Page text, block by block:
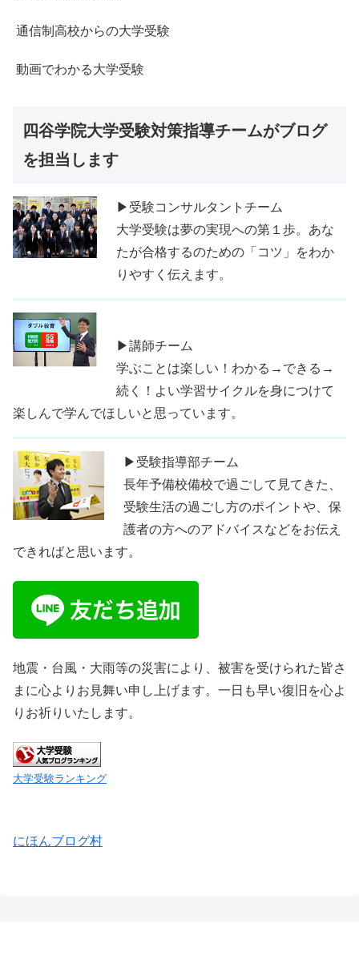
通信制高校からの大学受験
動画でわかる大学受験
四谷学院大学受験対策指導チームがブログ
を担当します
▶受験コンサルタントチーム
大学受験は夢の実現への第１歩。あな
たが合格するのための「コツ」をわか
りやすく伝えます。
▶講師チーム
学ぶことは楽しい！わかる→できる→
続く！よい学習サイクルを身につけて
楽しんで学んでほしいと思っています。
▶受験指導部チーム
長年予備校備校で過ごして見てきた、
受験生活の過ごし方のポイントや、保
護者の方へのアドバイスなどをお伝え
できればと思います。
地震・台風・大雨等の災害により、被害を受けられた皆さ
まに心よりお見舞い申し上げます。一日も早い復旧を心よ
りお祈りいたします。
大学受験ランキング
にほんブログ村